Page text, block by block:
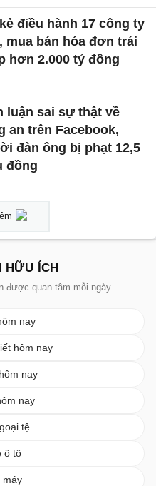
điều hành 17 công ty
mua bán hóa đơn trái
hơn 2.000 tỷ đồng
luận sai sự thật về
an trên Facebook,
đàn ông bị phạt 12,5
đồng
HỮU ÍCH
được quan tâm mỗi ngày
nay
hôm nay
nay
nay
tệ
ô tô
máy